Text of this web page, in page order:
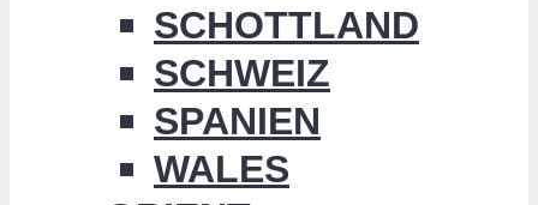
SCHOTTLAND
SCHWEIZ
SPANIEN
WALES